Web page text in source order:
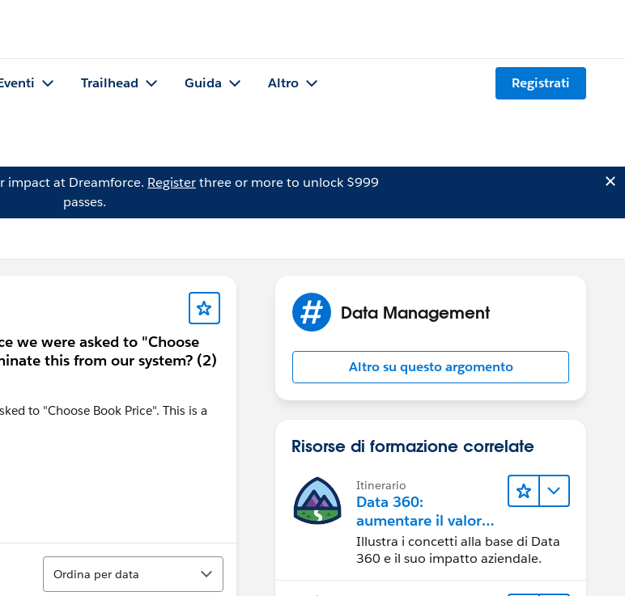
Trailhead Guida Altro Registrati
impact at Dreamforce. Registerthree or more to unlock $999
passes.
we were asked to "Choose
this from our system? (2)
to "Choose Book Price". This is a
Ordina
Ordina per data
Data Management
Altro su questo argomento
Risorse di formazione correlate
Itinerario
Data 360:
aumentare il valore
dei dati
Illustra i concetti alla base di Data
360 e il suo impatto aziendale.